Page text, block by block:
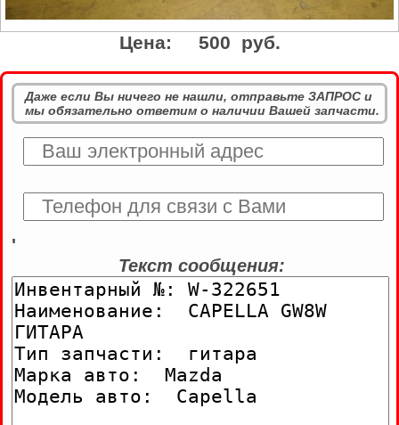
Цена: 500 руб.
Даже если Вы ничего не нашли, отправьте ЗАПРОС и
мы обязательно ответим о наличии Вашей запчасти.
'
Текст сообщения: